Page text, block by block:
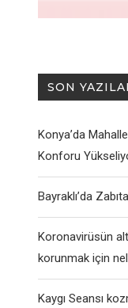
SON
Konya’da
Konforu
Bayraklı’da
Koronavirüsün alt
korunmak için
Kaygı Seansı